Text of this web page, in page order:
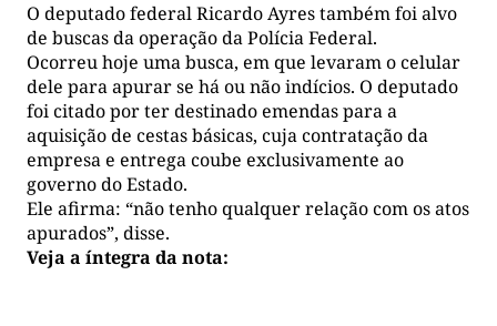
O deputado federal Ricardo Ayres também foi alvo
de buscas da operação da Polícia Federal.
Ocorreu hoje uma busca, em que levaram o celular
dele para apurar se há ou não indícios. O deputado
foi citado por ter destinado emendas para a
aquisição de cestas básicas, cuja contratação da
empresa e entrega coube exclusivamente ao
governo do Estado.
Ele afirma: “não tenho qualquer relação com os atos
apurados”, disse.
Veja a íntegra da nota: